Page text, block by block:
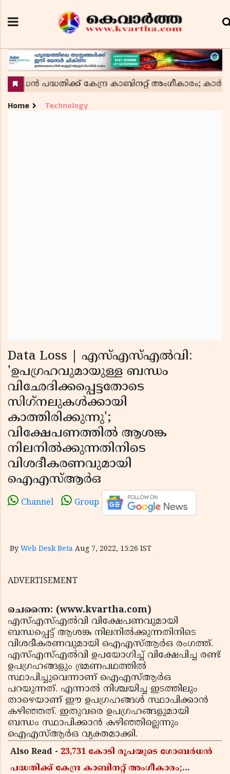
Home Technology
Data Loss | എസ്എസ്എല്‍വി:
'ഉപഗ്രഹവുമായുള്ള ബന്ധം
വിഛേദിക്കപ്പെട്ടതോടെ
സിഗ്‌നലുകള്‍ക്കായി
കാത്തിരിക്കുന്നു';
വിക്ഷേപണത്തില്‍ ആശങ്ക
നിലനില്‍ക്കുന്നതിനിടെ
വിശദീകരണവുമായി
ഐഎസ്ആര്‍ഒ
Channel Group
By Web Desk Beta Aug 7, 2022, 15:26 IST
ADVERTISEMENT
ചെന്നൈ: (www.kvartha.com)
എസ്എസ്എല്‍വി വിക്ഷേപണവുമായി
ബന്ധപ്പെട്ട് ആശങ്ക നിലനില്‍ക്കുന്നതിനിടെ
വിശദീകരണവുമായി ഐഎസ്ആര്‍ഒ രംഗത്ത്.
എസ്എസ്എല്‍വി ഉപയോഗിച്ച് വിക്ഷേപിച്ച രണ്ട്
ഉപഗ്രഹങ്ങളും ഭ്രമണപഥത്തില്‍
സ്ഥാപിച്ചുവെന്നാണ് ഐഎസ്ആര്‍ഒ
പറയുന്നത്. എന്നാല്‍ നിശ്ചയിച്ച ഇടത്തിലും
താഴെയാണ് ഈ ഉപഗ്രഹങ്ങള്‍ സ്ഥാപിക്കാന്‍
കഴിഞ്ഞത്. ഇതുവരെ ഉപഗ്രഹങ്ങളുമായി
ബന്ധം സ്ഥാപിക്കാന്‍ കഴിഞ്ഞില്ലെന്നും
ഐഎസ്ആര്‍ഒ വ്യക്തമാക്കി.
Also Read - 23,731 കോടി രൂപയുടെ ഗോബർധൻ
പദ്ധതിക്ക് കേന്ദ്ര കാബിനറ്റ് അംഗീകാരം;